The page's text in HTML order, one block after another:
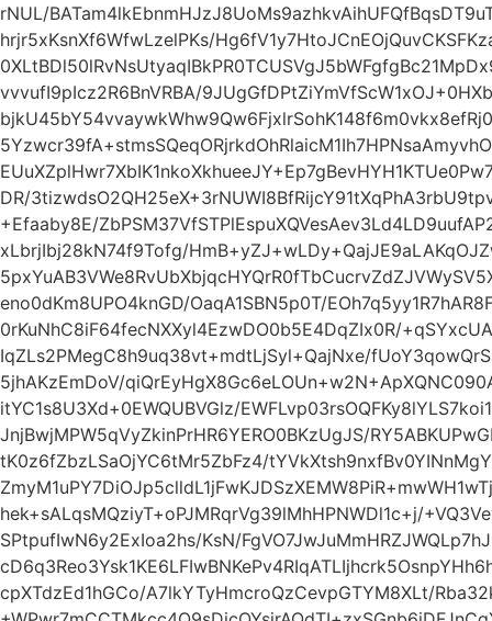
rNUL/
hrjr5xKsnXf6WfwLzelPKs/
vvvufI9pIcz2R6BnVRBA/
DR/
+Efaaby8E/
xLbrjIbj28kN74f9Tofg/
eno0dKm8UPO4knGD/OaqA1SBN5p0T/
0rKuNhC8iF64fecNXXyl4EzwDO0b5E4DqZIx0R/
IqZLs2PMegC8h9uq38vt+mdtLjSyl+QajNxe/
5jhAKzEmDoV/
itYC1s8U3Xd+0EWQUBVGlz/
JnjBwjMPW5qVyZkinPrHR6YERO0BKzUgJS/
tK0z6fZbzLSaOjYC6tMr5ZbFz4/
hek+sALqsMQziyT+oPJMRqrVg39lMhHPNWDl1c+j/
SPtpufIwN6y2ExIoa2hs/KsN/
cpXTdzEd1hGCo/A7lkYTyHmcroQzCevpGTYM8XLt/